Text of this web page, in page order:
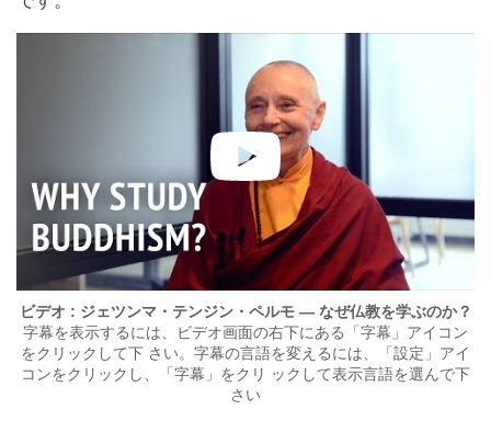
ビデオ : ジェツンマ・テンジン・ペルモ — なぜ仏教を学ぶのか？
字幕を表示するには、ビデオ画面の右下にある「字幕」アイコン
をクリックして下 さい。字幕の言語を変えるには、「設定」アイ
コンをクリックし、「字幕」をクリ ックして表示言語を選んで下
さい